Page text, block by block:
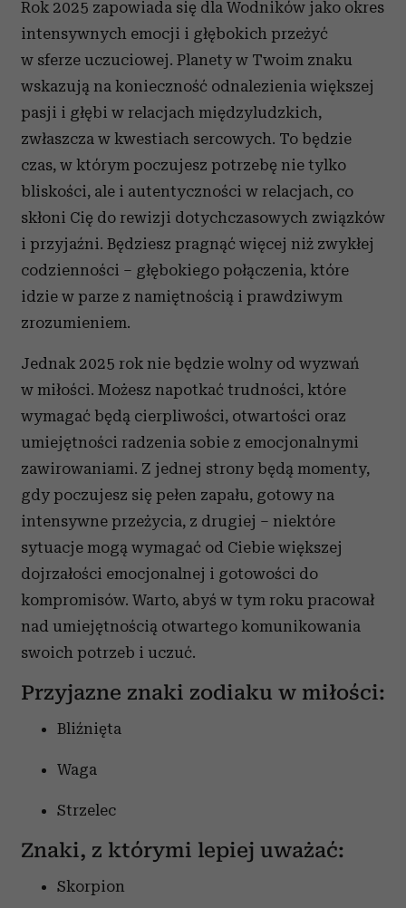
Rok 2025 zapowiada się dla Wodników jako okres
intensywnych emocji i głębokich przeżyć
w sferze uczuciowej. Planety w Twoim znaku
wskazują na konieczność odnalezienia większej
pasji i głębi w relacjach międzyludzkich,
zwłaszcza w kwestiach sercowych. To będzie
czas, w którym poczujesz potrzebę nie tylko
bliskości, ale i autentyczności w relacjach, co
skłoni Cię do rewizji dotychczasowych związków
i przyjaźni. Będziesz pragnąć więcej niż zwykłej
codzienności – głębokiego połączenia, które
idzie w parze z namiętnością i prawdziwym
zrozumieniem.
Jednak 2025 rok nie będzie wolny od wyzwań
w miłości. Możesz napotkać trudności, które
wymagać będą cierpliwości, otwartości oraz
umiejętności radzenia sobie z emocjonalnymi
zawirowaniami. Z jednej strony będą momenty,
gdy poczujesz się pełen zapału, gotowy na
intensywne przeżycia, z drugiej – niektóre
sytuacje mogą wymagać od Ciebie większej
dojrzałości emocjonalnej i gotowości do
kompromisów. Warto, abyś w tym roku pracował
nad umiejętnością otwartego komunikowania
swoich potrzeb i uczuć.
Przyjazne znaki zodiaku w miłości:
Bliźnięta
Waga
Strzelec
Znaki, z którymi lepiej uważać:
Skorpion